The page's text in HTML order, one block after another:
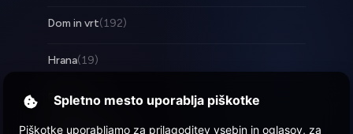
Dom in vrt(192)
Hrana(19)
Posel(253)
Spletno mesto uporablja piškotke
Piškotke uporabljamo za prilagoditev vsebin in oglasov, za